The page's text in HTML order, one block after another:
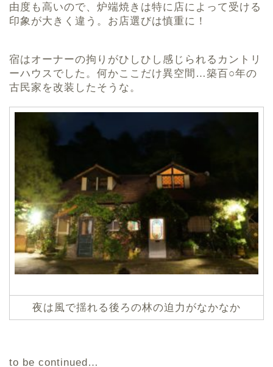
由度も高いので、炉端焼きは特に店によって受ける
印象が大きく違う。お店選びは慎重に！
宿はオーナーの拘りがひしひし感じられるカントリ
ーハウスでした。何かここだけ異空間…築百○年の
古民家を改装したそうな。
夜は風で揺れる後ろの林の迫力がなかなか
to be continued…